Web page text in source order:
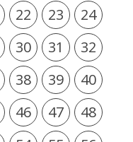
22 23
24
30 31
32
38 39
40
46 47
48